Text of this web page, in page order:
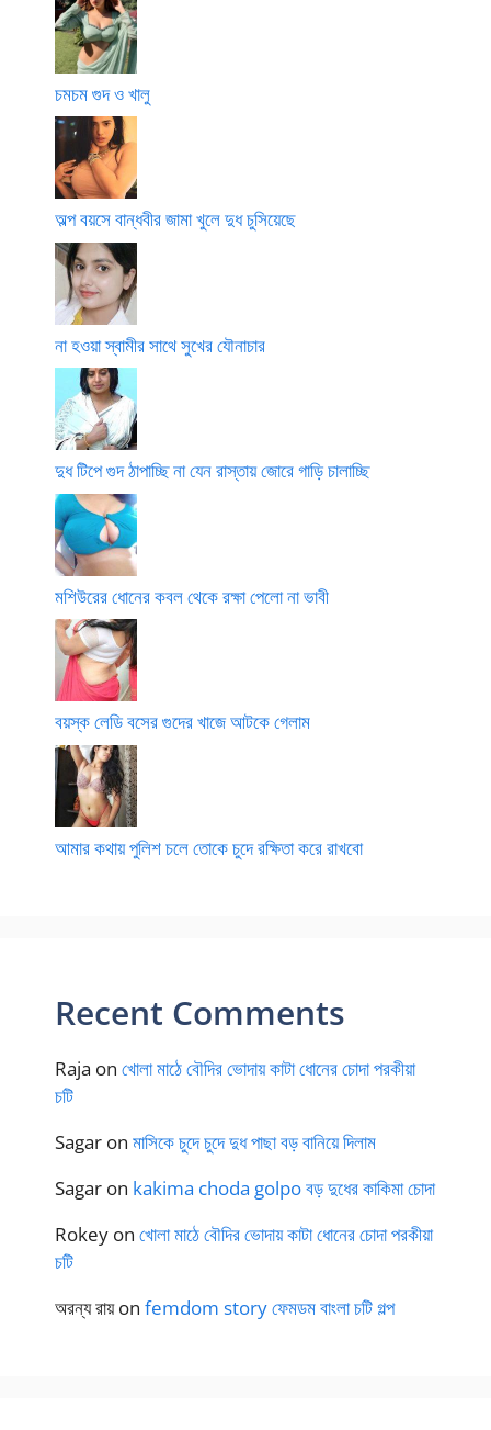
চমচম গুদ ও খালু
অল্প বয়সে বান্ধবীর জামা খুলে দুধ চুসিয়েছে
না হওয়া স্বামীর সাথে সুখের যৌনাচার
দুধ টিপে গুদ ঠাপাচ্ছি না যেন রাস্তায় জোরে গাড়ি চালাচ্ছি
মশিউরের ধোনের কবল থেকে রক্ষা পেলো না ভাবী
বয়স্ক লেডি বসের গুদের খাজে আটকে গেলাম
আমার কথায় পুলিশ চলে তোকে চুদে রক্ষিতা করে রাখবো
Recent Comments
Raja on খোলা মাঠে বৌদির ভোদায় কাটা ধোনের চোদা পরকীয়া
চটি
Sagar on মাসিকে চুদে চুদে দুধ পাছা বড় বানিয়ে দিলাম
Sagar on kakima choda golpo বড় দুধের কাকিমা চোদা
Rokey on খোলা মাঠে বৌদির ভোদায় কাটা ধোনের চোদা পরকীয়া
চটি
অরন্য রায়on femdom story ফেমডম বাংলা চটি গল্প